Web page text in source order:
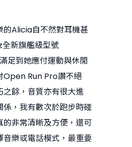
的Alicia自不然對耳機甚
新旗艦級型號
足到她應付運動與休閒
Open Run Pro讚不絕
之餘，音質亦有很大進
係，我有數次於跑步時碰
的非常清晰及方便，還可
樂或電話模式，最重要